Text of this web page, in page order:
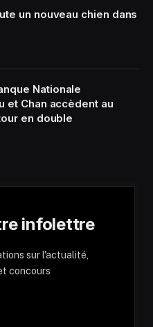
un nouveau chien dans
Nationale
et Chan accèdent au
en double
infolettre
sur l'actualité,
concours